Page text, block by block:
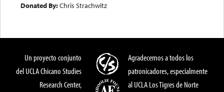
Donated By:Chris Strachwitz
Un proyecto conjunto
del UCLA Chicano Studies
Research Center,
Agradecemos a todos los
patronicadores, especialmente
al UCLA Los Tigres de Norte